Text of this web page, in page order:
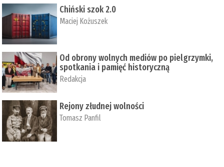
Chiński szok 2.0
Maciej Kożuszek
Od obrony wolnych mediów po pielgrzymki,
spotkania i pamięć historyczną
Redakcja
Rejony złudnej wolności
Tomasz Panfil